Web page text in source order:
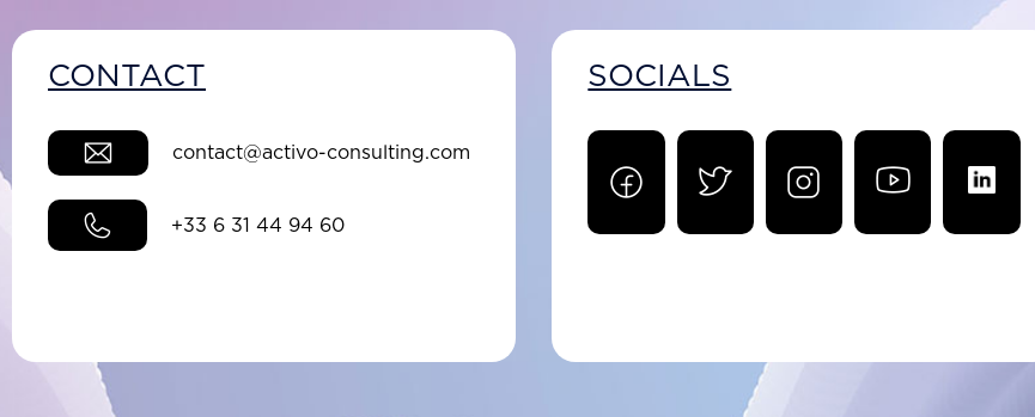
CONTACT
contact@activo-consulting.com
+33 6 31 44 94 60
SOCIALS